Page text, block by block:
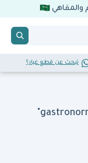
والمقاهي
تبحث عن قطع غيار؟